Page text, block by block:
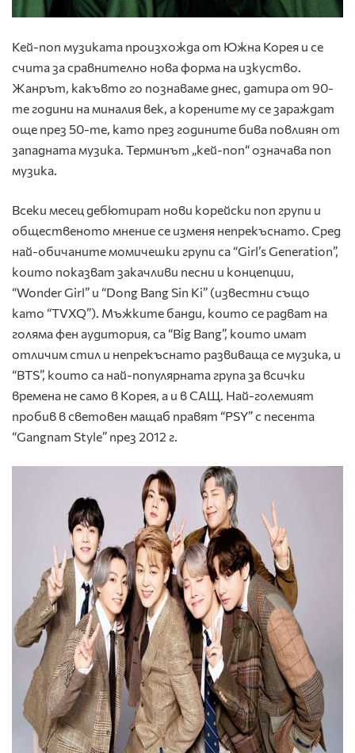
Кей-поп музиката произхожда от Южна Корея и се
счита за сравнително нова форма на изкуство.
Жанрът, какъвто го познаваме днес, датира от 90-
те години на миналия век, а корените му се зараждат
още през 50-те, като през годините бива повлиян от
западната музика. Терминът „кей-поп“ означава поп
музика.
Всеки месец дебютират нови корейски поп групи и
общественото мнение се изменя непрекъснато. Сред
най-обичаните момичешки групи са “Girl’s Generation”,
които показват закачливи песни и концепции,
“Wonder Girl” и “Dong Bang Sin Ki” (известни също
като “TVXQ”). Мъжките банди, които се радват на
голяма фен аудитория, са “Big Bang”, които имат
отличим стил и непрекъснато развиваща се музика, и
“BTS”, които са най-популярната група за всички
времена не само в Корея, а и в САЩ. Най-големият
пробив в световен мащаб правят “PSY” с песента
“Gangnam Style” през 2012 г.